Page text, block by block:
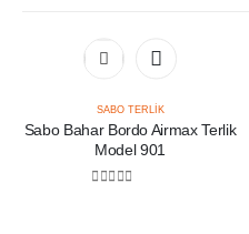
SABO TERLIK
Sabo Bahar Bordo Airmax Terlik
Model 901